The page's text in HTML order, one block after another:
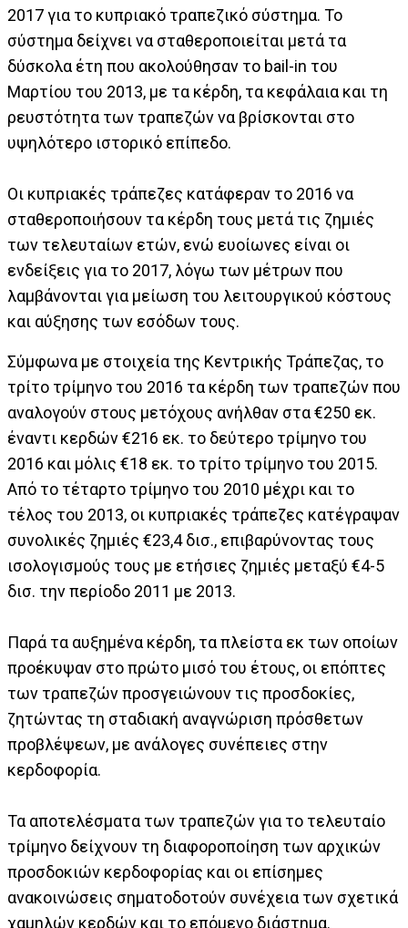
2017 για το κυπριακό τραπεζικό σύστημα. Το
σύστημα δείχνει να σταθεροποιείται μετά τα
δύσκολα έτη που ακολούθησαν το bail-in του
Μαρτίου του 2013, με τα κέρδη, τα κεφάλαια και τη
ρευστότητα των τραπεζών να βρίσκονται στο
υψηλότερο ιστορικό επίπεδο.
Οι κυπριακές τράπεζες κατάφεραν το 2016 να
σταθεροποιήσουν τα κέρδη τους μετά τις ζημιές
των τελευταίων ετών, ενώ ευοίωνες είναι οι
ενδείξεις για το 2017, λόγω των μέτρων που
λαμβάνονται για μείωση του λειτουργικού κόστους
και αύξησης των εσόδων τους.
Σύμφωνα με στοιχεία της Κεντρικής Τράπεζας, το
τρίτο τρίμηνο του 2016 τα κέρδη των τραπεζών που
αναλογούν στους μετόχους ανήλθαν στα €250 εκ.
έναντι κερδών €216 εκ. το δεύτερο τρίμηνο του
2016 και μόλις €18 εκ. το τρίτο τρίμηνο του 2015.
Από το τέταρτο τρίμηνο του 2010 μέχρι και το
τέλος του 2013, οι κυπριακές τράπεζες κατέγραψαν
συνολικές ζημιές €23,4 δισ., επιβαρύνοντας τους
ισολογισμούς τους με ετήσιες ζημιές μεταξύ €4-5
δισ. την περίοδο 2011 με 2013.
Παρά τα αυξημένα κέρδη, τα πλείστα εκ των οποίων
προέκυψαν στο πρώτο μισό του έτους, οι επόπτες
των τραπεζών προσγειώνουν τις προσδοκίες,
ζητώντας τη σταδιακή αναγνώριση πρόσθετων
προβλέψεων, με ανάλογες συνέπειες στην
κερδοφορία.
Τα αποτελέσματα των τραπεζών για το τελευταίο
τρίμηνο δείχνουν τη διαφοροποίηση των αρχικών
προσδοκιών κερδοφορίας και οι επίσημες
ανακοινώσεις σηματοδοτούν συνέχεια των σχετικά
χαμηλών κερδών και το επόμενο διάστημα.